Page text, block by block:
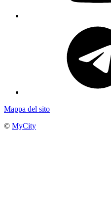
Mappa del sito
© MyCity